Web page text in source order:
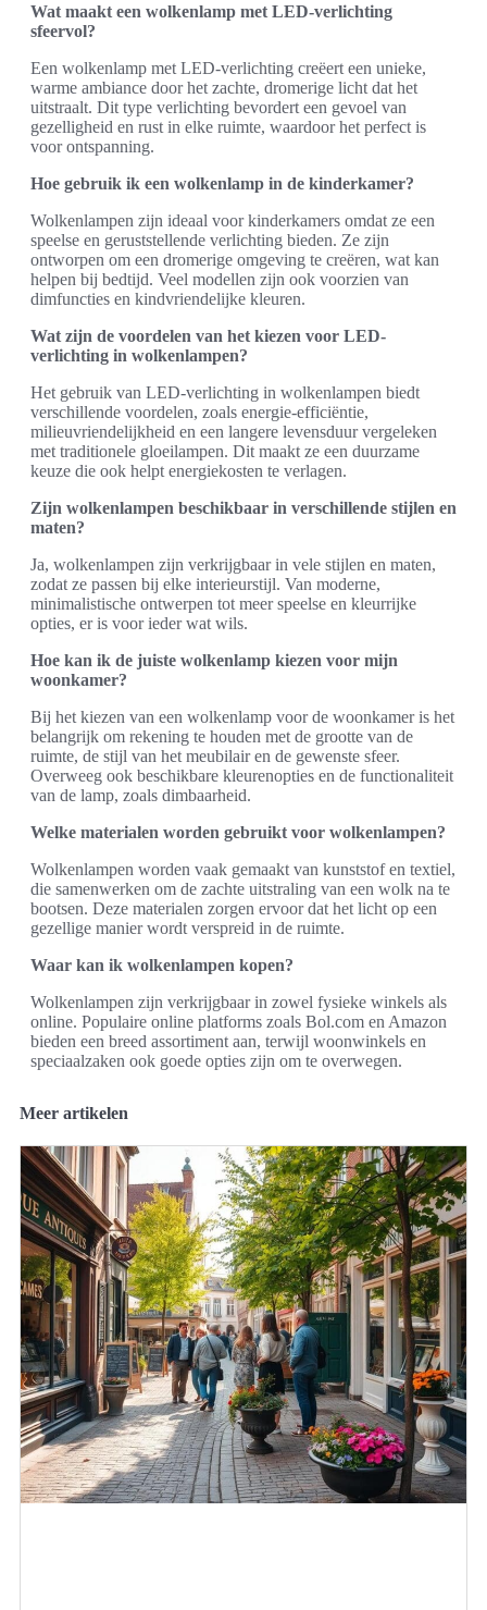
Wat maakt een wolkenlamp met LED-verlichting
sfeervol?
Een wolkenlamp met LED-verlichting creëert een unieke,
warme ambiance door het zachte, dromerige licht dat het
uitstraalt. Dit type verlichting bevordert een gevoel van
gezelligheid en rust in elke ruimte, waardoor het perfect is
voor ontspanning.
Hoe gebruik ik een wolkenlamp in de kinderkamer?
Wolkenlampen zijn ideaal voor kinderkamers omdat ze een
speelse en geruststellende verlichting bieden. Ze zijn
ontworpen om een dromerige omgeving te creëren, wat kan
helpen bij bedtijd. Veel modellen zijn ook voorzien van
dimfuncties en kindvriendelijke kleuren.
Wat zijn de voordelen van het kiezen voor LED-
verlichting in wolkenlampen?
Het gebruik van LED-verlichting in wolkenlampen biedt
verschillende voordelen, zoals energie-efficiëntie,
milieuvriendelijkheid en een langere levensduur vergeleken
met traditionele gloeilampen. Dit maakt ze een duurzame
keuze die ook helpt energiekosten te verlagen.
Zijn wolkenlampen beschikbaar in verschillende stijlen en
maten?
Ja, wolkenlampen zijn verkrijgbaar in vele stijlen en maten,
zodat ze passen bij elke interieurstijl. Van moderne,
minimalistische ontwerpen tot meer speelse en kleurrijke
opties, er is voor ieder wat wils.
Hoe kan ik de juiste wolkenlamp kiezen voor mijn
woonkamer?
Bij het kiezen van een wolkenlamp voor de woonkamer is het
belangrijk om rekening te houden met de grootte van de
ruimte, de stijl van het meubilair en de gewenste sfeer.
Overweeg ook beschikbare kleurenopties en de functionaliteit
van de lamp, zoals dimbaarheid.
Welke materialen worden gebruikt voor wolkenlampen?
Wolkenlampen worden vaak gemaakt van kunststof en textiel,
die samenwerken om de zachte uitstraling van een wolk na te
bootsen. Deze materialen zorgen ervoor dat het licht op een
gezellige manier wordt verspreid in de ruimte.
Waar kan ik wolkenlampen kopen?
Wolkenlampen zijn verkrijgbaar in zowel fysieke winkels als
online. Populaire online platforms zoals Bol.com en Amazon
bieden een breed assortiment aan, terwijl woonwinkels en
speciaalzaken ook goede opties zijn om te overwegen.
Meer artikelen